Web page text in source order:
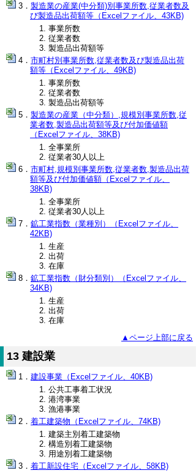
製造業の産業(中分類)別事業所数,従業者数及
び製造品出荷額等（Excelファイル、43KB)
事業所数
従業者数
製造品出荷額等
市町村別事業所数,従業者数及び製造品出荷
額等（Excelファイル、49KB)
事業所数
従業者数
製造品出荷額等
製造業の産業（中分類）,規模別事業所数,従
業者数,製造品出荷額等及び付加価値額
（Excelファイル、38KB)
全事業所
従業者30人以上
市町村,規模別事業所数,従業者数,製造品出荷
額等及び付加価値額（Excelファイル、
38KB)
全事業所
従業者30人以上
鉱工業指数（業種別）（Excelファイル、
42KB)
生産
出荷
在庫
鉱工業指数（財分類別）（Excelファイル、
34KB)
生産
出荷
在庫
▲ページ上部に戻る
13 建設業
建設事業（Excelファイル、40KB)
公共工事着工状況
港湾事業
漁港事業
着工建築物（Excelファイル、74KB)
建築主別着工建築物
構造別着工建築物
用途別着工建築物
着工新設住宅（Excelファイル、58KB)